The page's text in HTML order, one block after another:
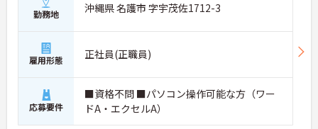
勤務地 沖縄県 名護市 字宇茂佐1712-3
雇用形態 正社員(正職員)
応募要件
■資格不問 ■パソコン操作可能な方（ワー
ドA・エクセルA）